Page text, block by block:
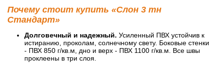
Почему стоит купить «Слон 3 тн
Стандарт»
Долговечный и надежный. Усиленный ПВХ устойчив к
истиранию, проколам, солнечному свету. Боковые стенки
- ПВХ 850 г/кв.м, дно и верх - ПВХ 1100 г/кв.м. Все швы
проклеены в три слоя.